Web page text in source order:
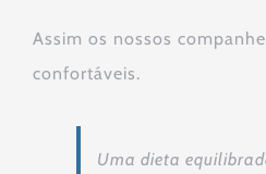
Assim os nossos
confortáveis.
Uma dieta